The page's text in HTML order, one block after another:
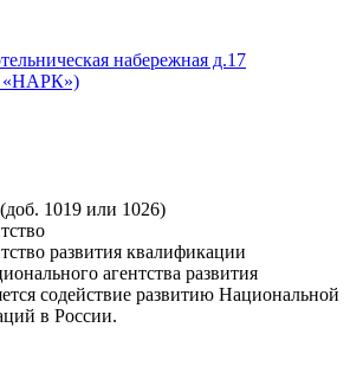
набережная д.17
(доб. 1019 или 1026)
развития квалификации
агентства развития
содействие развитию Национальной
в России.